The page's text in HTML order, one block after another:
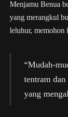
Menjamu Benua
yang merangkul
leluhur, memohon
“Mudah-
tentram dan
yang